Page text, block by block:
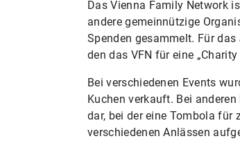
Das Vienna Family Network
andere gemeinnützige
Spenden gesammelt. Für
den das VFN für eine
Bei verschiedenen Events
Kuchen verkauft. Bei
dar, bei der eine Tombola für
verschiedenen Anlässen